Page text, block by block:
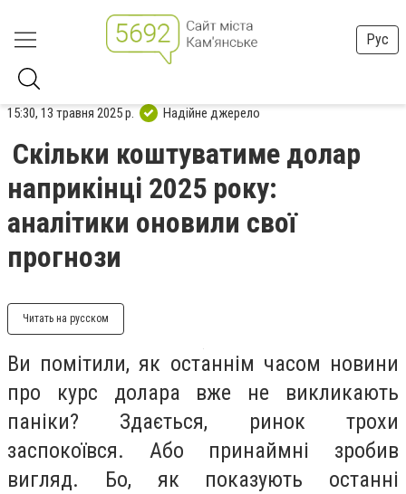
Рус
15:30, 13 травня 2025 р. Надійне джерело
Скільки коштуватиме долар
наприкінці 2025 року:
аналітики оновили свої
прогнози
Читать на русском
Ви помітили, як останнім часом новини
про курс долара вже не викликають
паніки? Здається, ринок трохи
заспокоївся. Або принаймні зробив
вигляд. Бо, як показують останні